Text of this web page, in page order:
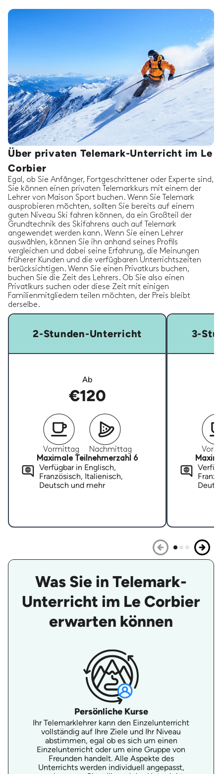
Über privaten Telemark-Unterricht im Le
Corbier
Egal, ob Sie Anfänger, Fortgeschrittener oder Experte sind,
Sie können einen privaten Telemarkkurs mit einem der
Lehrer von Maison Sport buchen. Wenn Sie Telemark
ausprobieren möchten, sollten Sie bereits auf einem
guten Niveau Ski fahren können, da ein Großteil der
Grundtechnik des Skifahrens auch auf Telemark
angewendet werden kann. Wenn Sie einen Lehrer
auswählen, können Sie ihn anhand seines Profils
vergleichen und dabei seine Erfahrung, die Meinungen
früherer Kunden und die verfügbaren Unterrichtszeiten
berücksichtigen. Wenn Sie einen Privatkurs buchen,
buchen Sie die Zeit des Lehrers. Ob Sie also einen
Privatlkurs suchen oder diese Zeit mit einigen
Familienmitgliedern teilen möchten, der Preis bleibt
derselbe.
2-Stunden-Unterricht
Ab
€120
Vormittag
Nachmittag
Maximale Teilnehmerzahl 6
Verfügbar in Englisch,
Französisch, Italienisch,
Deutsch und mehr
3-
Was Sie in Telemark-
Unterricht im Le Corbier
erwarten können
Persönliche Kurse
Ihr Telemarklehrer kann den Einzelunterricht
vollständig auf Ihre Ziele und Ihr Niveau
abstimmen, egal ob es sich um einen
Einzelunterricht oder um eine Gruppe von
Freunden handelt. Alle Aspekte des
Unterrichts werden individuell angepasst,